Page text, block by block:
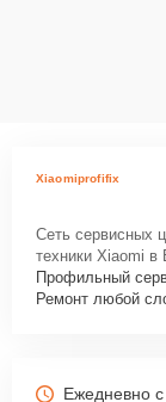
Xiaomiprofifix
Сеть сервисных
техники Xiaomi в
Профильный
Ремонт любой
Ежедневно